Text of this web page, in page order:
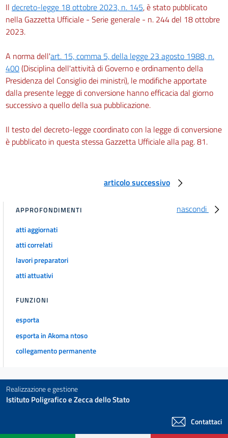
Il decreto-legge 18 ottobre 2023, n. 145, è stato pubblicato
nella Gazzetta Ufficiale - Serie generale - n. 244 del 18 ottobre
2023.
A norma dell'art. 15, comma 5, della legge 23 agosto 1988, n.
400(Disciplina dell'attività di Governo e ordinamento della
Presidenza del Consiglio dei ministri), le modifiche apportate
dalla presente legge di conversione hanno efficacia dal giorno
successivo a quello della sua pubblicazione.
Il testo del decreto-legge coordinato con la legge di conversione
è pubblicato in questa stessa Gazzetta Ufficiale alla pag. 81.
articolo successivo
nascondi
APPROFONDIMENTI
atti aggiornati
atti correlati
lavori preparatori
atti attuativi
FUNZIONI
esporta
esporta in Akoma ntoso
collegamento permanente
Realizzazione e gestione
Istituto Poligrafico e Zecca dello Stato
Contattaci